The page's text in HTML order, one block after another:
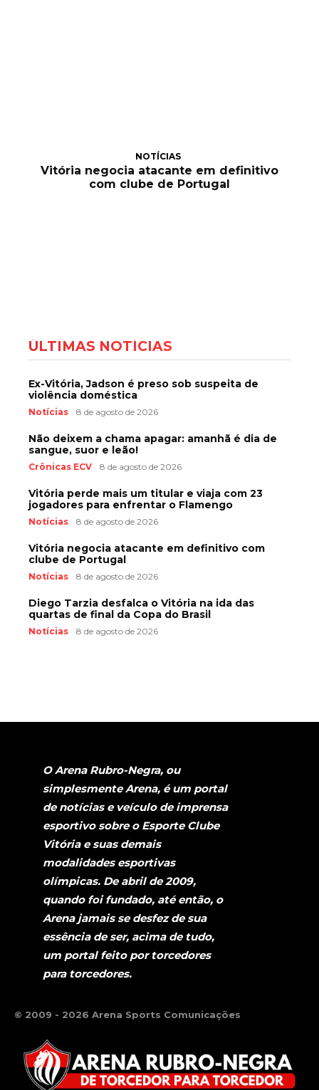
NOTÍCIAS
Vitória negocia atacante em definitivo
com clube de Portugal
ÚLTIMAS NOTÍCIAS
Ex-Vitória, Jadson é preso sob suspeita de
violência doméstica
Notícias 8 de agosto de 2026
Não deixem a chama apagar: amanhã é dia de
sangue, suor e leão!
Crônicas ECV 8 de agosto de 2026
Vitória perde mais um titular e viaja com 23
jogadores para enfrentar o Flamengo
Notícias 8 de agosto de 2026
Vitória negocia atacante em definitivo com
clube de Portugal
Notícias 8 de agosto de 2026
Diego Tarzia desfalca o Vitória na ida das
quartas de final da Copa do Brasil
Notícias 8 de agosto de 2026
O Arena Rubro-Negra, ou
simplesmente Arena, é um portal
de notícias e veículo de imprensa
esportivo sobre o Esporte Clube
Vitória e suas demais
modalidades esportivas
olímpicas. De abril de 2009,
quando foi fundado, até então, o
Arena jamais se desfez de sua
essência de ser, acima de tudo,
um portal feito por torcedores
para torcedores.
© 2009 - 2026 Arena Sports Comunicações